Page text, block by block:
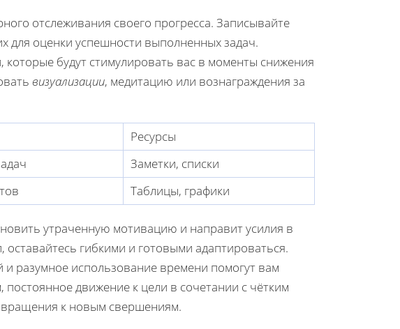
отслеживания своего прогресса. Записывайте
для оценки успешности выполненных задач.
будут стимулировать вас в моменты снижения
визуализации, медитацию или вознаграждения за
Ресурсы
Заметки, списки
Таблицы, графики
утраченную мотивацию и направит усилия в
гибкими и готовыми адаптироваться.
разумное использование времени помогут вам
движение к цели в сочетании с чётким
к новым свершениям.